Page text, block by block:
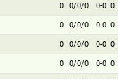
0 0/0/0 0-0 0
0 0/0/0 0-0 0
0 0/0/0 0-0 0
0 0/0/0 0-0 0